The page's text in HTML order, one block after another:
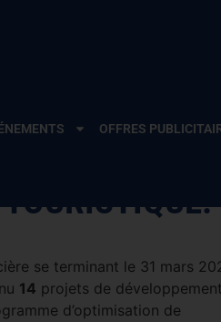
OFFRES
se terminant le 31 mars
14 projets de développement
d’optimisation de